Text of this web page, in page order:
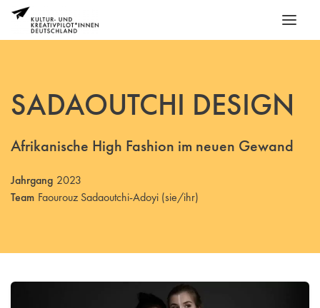
SADAOUTCHI DESIGN
Afrikanische High Fashion im neuen Gewand
Jahrgang 2023
Team Faourouz Sadaoutchi-Adoyi (sie/ihr)